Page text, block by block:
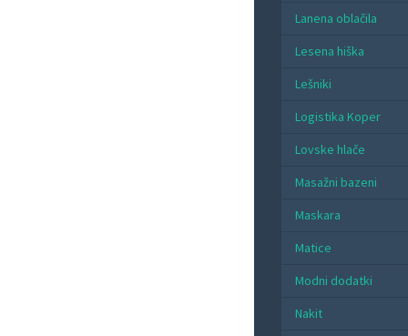
Lanena oblačila
Lesena hiška
Lešniki
Logistika Koper
Lovske hlače
Masažni bazeni
Maskara
Matice
Modni dodatki
Nakit